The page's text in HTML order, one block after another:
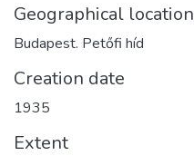
Geographical location
Budapest. Petőfi híd
Creation date
1935
Extent